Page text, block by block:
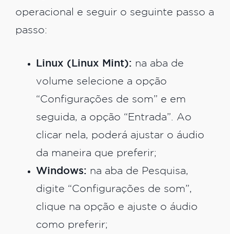
operacional e seguir o seguinte passo a
passo:
Linux (Linux Mint): na aba de
volume selecione a opção
“Configurações de som” e em
seguida, a opção “Entrada”. Ao
clicar nela, poderá ajustar o áudio
da maneira que preferir;
Windows: na aba de Pesquisa,
digite “Configurações de som”,
clique na opção e ajuste o áudio
como preferir;